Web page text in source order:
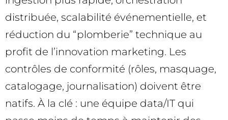
distribuée, scalabilité événementielle, et
réduction du “plomberie” technique au
profit de l’innovation marketing. Les
contrôles de conformité (rôles, masquage,
catalogage, journalisation) doivent être
natifs. À la clé : une équipe data/IT qui